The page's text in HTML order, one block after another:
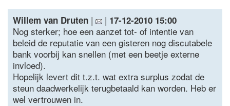
Willem van Druten | | 17-12-2010 15:00
Nog sterker; hoe een aanzet tot- of intentie van
beleid de reputatie van een gisteren nog discutabele
bank voorbij kan snellen (met een beetje externe
invloed).
Hopelijk levert dit t.z.t. wat extra surplus zodat de
steun daadwerkelijk terugbetaald kan worden. Heb er
wel vertrouwen in.